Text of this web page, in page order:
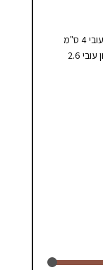
ס"מ
ערכה לקרש חיתוך פיל אפריקאי בוצ'ר אלון עובי 2.6